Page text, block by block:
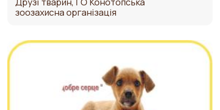
зоозахисна організація